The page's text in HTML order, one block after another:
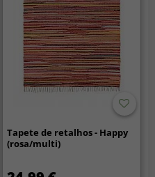
Tapete de retalhos - Happy
(rosa/multi)